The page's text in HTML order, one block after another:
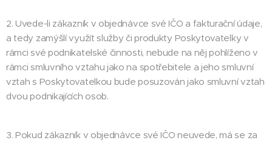
2. Uvede-li zákazník v objednávce své IČO a fakturační údaje,
a tedy zamýšlí využít služby či produkty Poskytovatelky v
rámci své podnikatelské činnosti, nebude na něj pohlíženo v
rámci smluvního vztahu jako na spotřebitele a jeho smluvní
vztah s Poskytovatelkou bude posuzován jako smluvní vztah
dvou podnikajících osob.
3. Pokud zákazník v objednávce své IČO neuvede, má se za